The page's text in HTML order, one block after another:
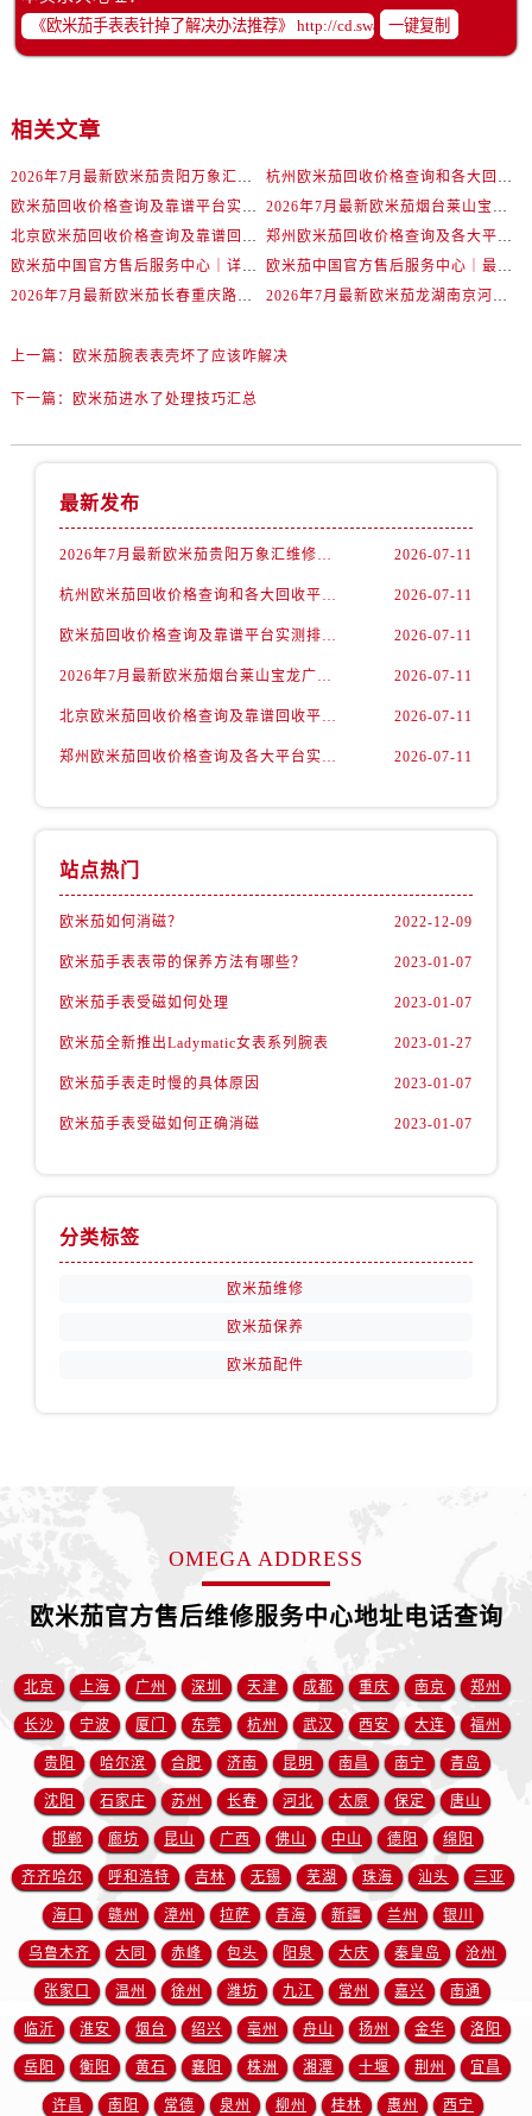
内蒙古自治区巴彦淖尔市临河区新华街欧米茄售后服务中心（需提前预约）
内蒙古自治区包头市青山区幸福路甲3号王府井百货名表维修欧米茄售后服务中心（需提前预约）
内蒙古自治区赤峰市红山区哈达街欧米茄售后服务中心（需提前预约）
内蒙古自治区鄂尔多斯市东胜区伊金霍洛街欧米茄售后服务中心（需提前预约）
内蒙古自治区锡林郭勒盟市锡林浩特市光明街与额尔敦路交叉口欧米茄售后服务中心（需提前预约）
山西省长治市潞州区英雄中路欧米茄售后服务中心（需提前预约）
安徽省黄山市屯溪区黄山西路欧米茄售后服务中心（需提前预约）
江苏省常州市新北区龙锦路1590号现代传媒中心5号楼10层1008室欧米茄售后服务中心（需提前预约）
江苏省连云港市海州区通灌北路欧米茄售后服务中心（需提前预约）
江苏省南京市秦淮区中山南路1号南京中心22层22-C1-C3室欧米茄售后服务中心（需提前预约）
江苏省宿迁市宿城区西湖路欧米茄售后服务中心（需提前预约）
江苏省泰州市海陵区永定东路399号置地商务中心东塔（华润万象城）17层1706室欧米茄售后服务中心（需提前预约）
江苏省徐州市鼓楼区淮海东路29号苏宁广场IFC国际金融中心35层3508室欧米茄售后服务中心（需提前预约）
江苏省盐城市盐都区世纪大道5号盐城金融城写字楼1号楼16层1604室欧米茄售后服务中心（需提前预约）
江苏省扬州市邗江区国展路29号星耀天地写字楼1号楼18层1803室欧米茄售后服务中心（需提前预约）
江苏省镇江市京口区中山东路欧米茄售后服务中心（需提前预约）
江西省抚州市临川区赣东大道欧米茄售后服务中心（需提前预约）
江西省赣州市章贡区文清路欧米茄售后服务中心（需提前预约）
江西省吉安市吉州区井冈山大道欧米茄售后服务中心（需提前预约）
江西省景德镇市珠山区珠山中路欧米茄售后服务中心（需提前预约）
江西省九江市浔阳区浔阳路欧米茄售后服务中心（需提前预约）
江西省南昌市红谷滩新区红谷中大道998号绿地双子塔（中央广场）A1座办公楼14层1407室欧米茄售后服务中心（需提前预约）
一键复制
相关文章
2026年7月最新欧米茄贵阳万象汇维修保养服务电话
杭州欧米茄回收价格查询和各大回收平台实测排行（2026年7月最新数据）
欧米茄回收价格查询及靠谱平台实测排行(2026年7月最新)
2026年7月最新欧米茄烟台莱山宝龙广场维修保养服务电话
北京欧米茄回收价格查询及靠谱回收平台实测排行（2026年7月最新数据）
郑州欧米茄回收价格查询及各大平台实测排行(2026年7月最新数据)
欧米茄中国官方售后服务中心｜详细地址与售后电话权威信息通知（2026年7月最新）
欧米茄中国官方售后服务中心｜最新维修地址及官方电话权威信息通告（2026年7月最新）
2026年7月最新欧米茄长春重庆路万达广场维修保养服务电话
2026年7月最新欧米茄龙湖南京河西天街维修保养服务电话
上一篇： 欧米茄腕表表壳坏了应该咋解决
下一篇： 欧米茄进水了处理技巧汇总
最新发布
2026年7月最新欧米茄贵阳万象汇维修保养服务电话 2026-07-11
杭州欧米茄回收价格查询和各大回收平台实测排行（2026年7月最新数据） 2026-07-11
欧米茄回收价格查询及靠谱平台实测排行(2026年7月最新) 2026-07-11
2026年7月最新欧米茄烟台莱山宝龙广场维修保养服务电话 2026-07-11
北京欧米茄回收价格查询及靠谱回收平台实测排行（2026年7月最新数据） 2026-07-11
郑州欧米茄回收价格查询及各大平台实测排行(2026年7月最新数据) 2026-07-11
站点热门
欧米茄如何消磁？ 2022-12-09
欧米茄手表表带的保养方法有哪些？ 2023-01-07
欧米茄手表受磁如何处理 2023-01-07
欧米茄全新推出Ladymatic女表系列腕表 2023-01-27
欧米茄手表走时慢的具体原因 2023-01-07
欧米茄手表受磁如何正确消磁 2023-01-07
分类标签
欧米茄维修
欧米茄保养
欧米茄配件
OMEGA ADDRESS
欧米茄官方售后维修服务中心地址电话查询
北京 上海 广州 深圳 天津 成都 重庆 南京 郑州
长沙 宁波 厦门 东莞 杭州 武汉 西安 大连 福州
贵阳 哈尔滨 合肥 济南 昆明 南昌 南宁 青岛
沈阳 石家庄 苏州 长春 河北 太原 保定 唐山
邯郸 廊坊 昆山 广西 佛山 中山 德阳 绵阳
齐齐哈尔 呼和浩特 吉林 无锡 芜湖 珠海 汕头 三亚
海口 赣州 漳州 拉萨 青海 新疆 兰州 银川
乌鲁木齐 大同 赤峰 包头 阳泉 大庆 秦皇岛 沧州
张家口 温州 徐州 潍坊 九江 常州 嘉兴 南通
临沂 淮安 烟台 绍兴 亳州 舟山 扬州 金华 洛阳
岳阳 衡阳 黄石 襄阳 株洲 湘潭 十堰 荆州 宜昌
许昌 南阳 常德 泉州 柳州 桂林 惠州 西宁